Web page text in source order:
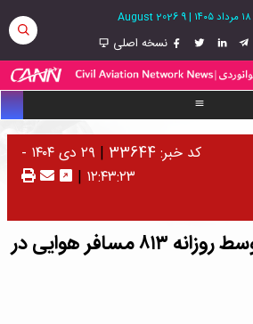
|
9 August 2026
نسخه اصلی
کد خبر: 33644 |
۲۹ دی ۱۴۰۴ -
۱۲:۴۳:۲۳ |
اعزام و پذیرش متوسط روزانه ۸۱۳ مسافر هوایی در